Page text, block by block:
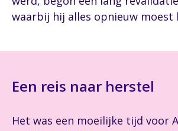
waarbij hij alles opnieuw moest
Een reis naar herstel
Het was een moeilijke tijd voor